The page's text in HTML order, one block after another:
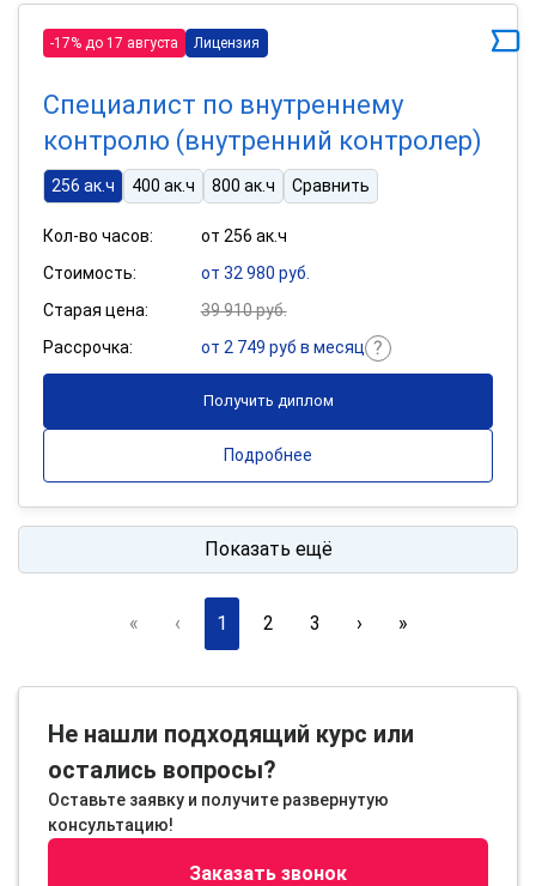
-17% до 17 августа Лицензия
Специалист по внутреннему
контролю (внутренний контролер)
256 ак.ч 400 ак.ч 800 ак.ч Сравнить
Кол-во часов:
от 256 ак.ч
Стоимость:
от 32 980 руб.
Старая цена:
39 910 руб.
Рассрочка:
от 2 749 руб в месяц
Получить диплом
Подробнее
Показать ещё
« ‹ 1 2 3 › »
Не нашли подходящий курс или
остались вопросы?
Оставьте заявку и получите развернутую
консультацию!
Заказать звонок